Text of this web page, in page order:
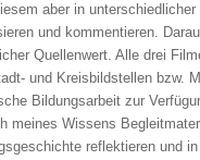
aber in unterschiedlicher
und kommentieren.
Quellenwert. Alle drei
und Kreisbildstellen bzw.
Bildungsarbeit zur
meines Wissens
reflektieren und